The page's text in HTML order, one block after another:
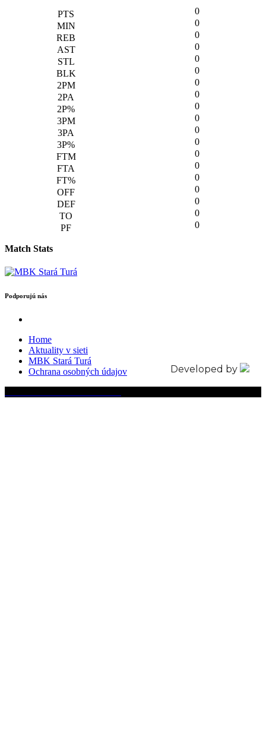
0
0
0
0
0
0
0
0
0
0
0
0
0
0
0
0
0
0
0
Match Stats
Podporujú nás
Home
Aktuality v sieti
MBK Stará Turá
Ochrana osobných údajov
Developed by